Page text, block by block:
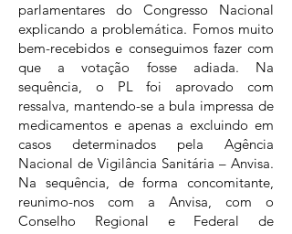
parlamentares do Congresso Nacional
explicando a problemática. Fomos muito
bem-recebidos e conseguimos fazer com
que a votação fosse adiada. Na
sequência, o PL foi aprovado com
ressalva, mantendo-se a bula impressa de
medicamentos e apenas a excluindo em
casos determinados pela Agência
Nacional de Vigilância Sanitária – Anvisa.
Na sequência, de forma concomitante,
reunimo-nos com a Anvisa, com o
Conselho Regional e Federal de